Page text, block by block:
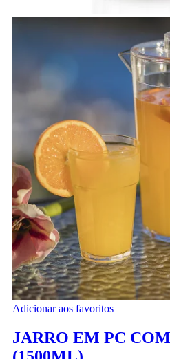
Adicionar aos favoritos
JARRO EM PC